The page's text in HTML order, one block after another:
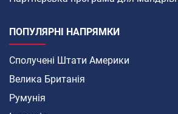
ПОПУЛЯРНІ НАПРЯМКИ
Сполучені Штати Америки
Велика Британія
Румунія